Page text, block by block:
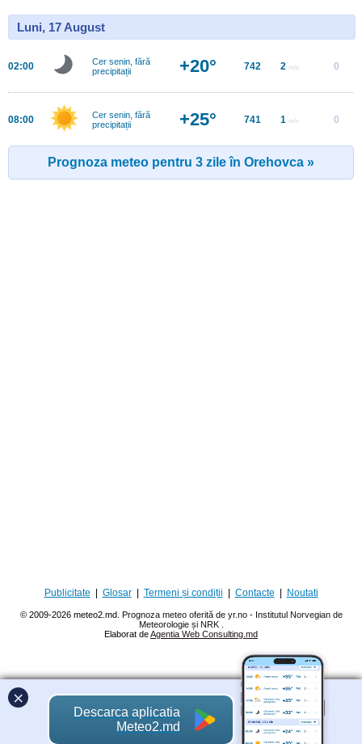
Luni, 17 August
02:00
Cer senin, fără
precipitații
+20° 742 2 m/s 0
08:00
Cer senin, fără
precipitații
+25° 741 1 m/s 0
Prognoza meteo pentru 3 zile în Orehovca »
Publicitate Glosar| Termeni și condiții Contacte Noutati
© 2009-2026 meteo2.md. Prognoza meteo oferită de yr.no - Institutul Norvegian de
Meteorologie și NRK
Elaborat deAgentia Web Consulting.md
×
Descarca aplicatia
Meteo2.md